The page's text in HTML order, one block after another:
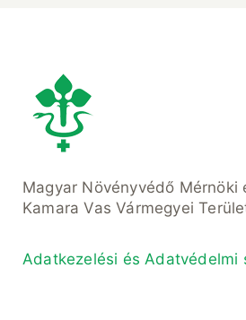
Magyar Növényvédő Mérnöki
Kamara Vas Vármegyei
Adatkezelési és Adatvédelmi